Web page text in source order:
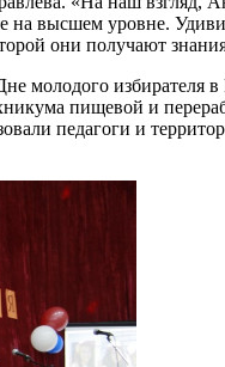
на высшем уровне.
они получают
молодого избирателя
пищевой и
педагоги и